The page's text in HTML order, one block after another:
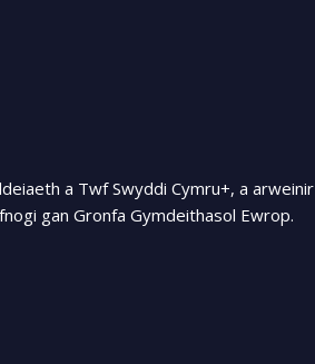
a Twf Swyddi Cymru+, a arweinir
gan Gronfa Gymdeithasol Ewrop.